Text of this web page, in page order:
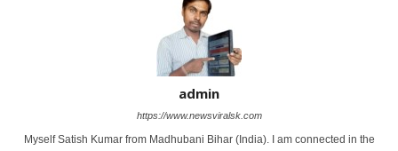
admin
https://www.newsviralsk.com
Myself Satish Kumar from Madhubani Bihar (India). I am connected in the